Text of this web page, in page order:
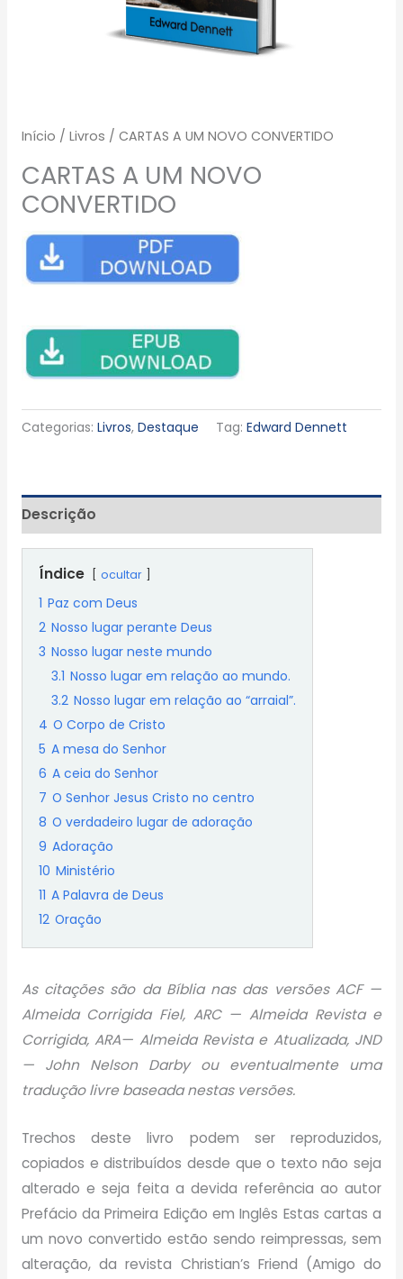
Início / Livros / CARTAS A UM NOVO CONVERTIDO
CARTAS A UM NOVO
CONVERTIDO
Categorias: Livros, Destaque Tag: Edward Dennett
Descrição
Índice ocultar
1 Paz com Deus
2 Nosso lugar perante Deus
3 Nosso lugar neste mundo
3.1 Nosso lugar em relação ao mundo.
3.2 Nosso lugar em relação ao “arraial”.
4 O Corpo de Cristo
5 A mesa do Senhor
6 A ceia do Senhor
7 O Senhor Jesus Cristo no centro
8 O verdadeiro lugar de adoração
9 Adoração
10 Ministério
11 A Palavra de Deus
12 Oração
As citações são da Bíblia nas das versões ACF —
Almeida Corrigida Fiel, ARC — Almeida Revista e
Corrigida, ARA— Almeida Revista e Atualizada, JND
— John Nelson Darby ou eventualmente uma
tradução livre baseada nestas versões.
Trechos deste livro podem ser reproduzidos,
copiados e distribuídos desde que o texto não seja
alterado e seja feita a devida referência ao autor
Prefácio da Primeira Edição em Inglês Estas cartas a
um novo convertido estão sendo reimpressas, sem
alteração, da revista Christian’s Friend (Amigo do